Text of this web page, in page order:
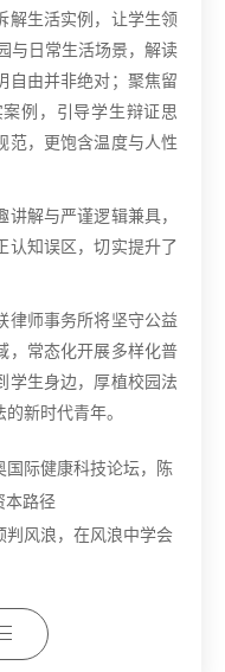
解生活实例，让学生领
与日常生活场景，解读
自由并非绝对；聚焦留
例，引导学生辩证思
范，更饱含温度与人性
解与严谨逻辑兼具，
认知误区，切实提升了
律师事务所将坚守公益
，常态化开展多样化普
学生身边，厚植校园法
新时代青年。
国际健康科技论坛，陈
本路径
判风浪，在风浪中学会